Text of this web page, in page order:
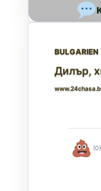
BULGARIEN
Дилър,
(0)